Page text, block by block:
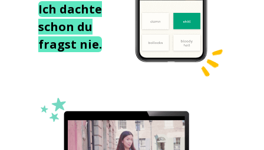
Ich dachte
schon du
fragst nie.